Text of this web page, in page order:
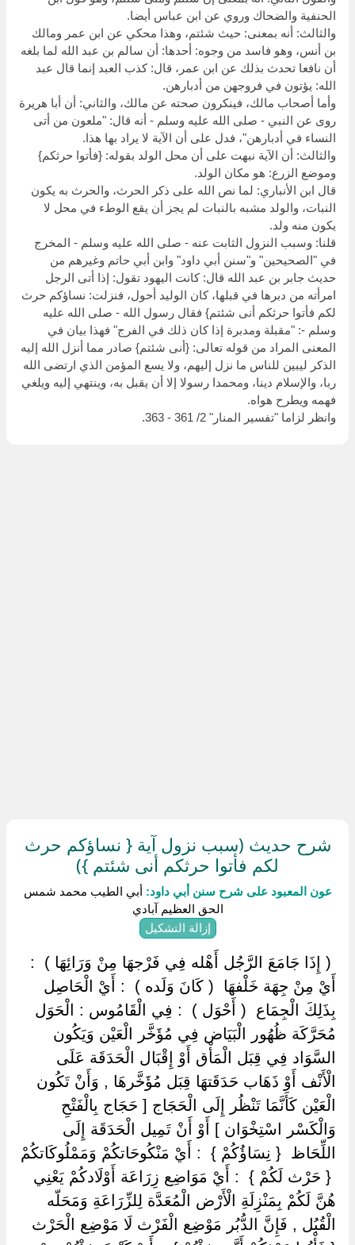
الحنفية والضحاك وروي عن ابن عباس أيضا.
والثالث: أنه بمعنى: حيث شئتم، وهذا محكي عن ابن عمر ومالك
بن أنس، وهو فاسد من وجوه: أحدها: أن سالم بن عبد الله لما بلغه
أن نافعا تحدث بذلك عن ابن عمر، قال: كذب العبد إنما قال عبد
الله: يؤتون في فروجهن من أدبارهن.
وأما أصحاب مالك، فينكرون صحته عن مالك، والثاني: أن أبا هريرة
روى عن النبي - صلى الله عليه وسلم - أنه قال: "ملعون من أتى
النساء في أدبارهن"، فدل على أن الآية لا يراد بها هذا.
والثالث: أن الآية نبهت على أن محل الولد بقوله: {فأتوا حرثكم}
وموضع الزرع: هو مكان الولد.
قال ابن الأنباري: لما نص الله على ذكر الحرث، والحرث به يكون
النبات، والولد مشبه بالنبات لم يجز أن يقع الوطء في محل لا
يكون منه ولد.
قلنا: وسبب النزول الثابت عنه - صلى الله عليه وسلم - المخرج
في "الصحيحين" و"سنن أبي داود" وابن أبي حاتم وغيرهم من
حديث جابر بن عبد الله قال: كانت اليهود تقول: إذا أتى الرجل
امرأته من دبرها في قبلها، كان الوليد أحول، فنزلت: نساؤكم حرث
لكم فأتوا حرثكم أنى شئتم} فقال رسول الله - صلى الله عليه
وسلم -: "مقبلة ومدبرة إذا كان ذلك في الفرج" فهذا بيان في
المعنى المراد من قوله تعالى: {أنى شئتم} صادر مما أنزل الله إليه
الذكر ليبين للناس ما نزل إليهم، ولا يسع المؤمن الذي ارتضى الله
ربا، والإسلام دينا، ومحمدا رسولا إلا أن يقبل به، وينتهي إليه ويلغي
فهمه ويطرح هواه.
وانظر لزاما "تفسير المنار" 2/ 361 - 363.
شرح حديث (سبب نزول آية { نساؤكم حرث
لكم فأتوا حرثكم أنى شئتم })
عون المعبود على شرح سنن أبي داود: أبي الطيب محمد شمس
الحق العظيم آبادي
إزالة التشكيل
‏ ‏( إِذَا جَامَعَ الرَّجُل أَهْله فِي فَرْجهَا مِنْ وَرَائِهَا ) ‏ ‏:
أَيْ مِنْ جِهَة خَلْفهَا ‏ ‏( كَانَ وَلَده ) ‏ ‏: أَيْ الْحَاصِل
بِذَلِكَ الْجِمَاع ‏ ‏( أَحْوَل ) ‏ ‏: فِي الْقَامُوس : الْحَوَل
مُحَرَّكَة ظُهُور الْبَيَاض فِي مُؤَخَّر الْعَيْن وَيَكُون
السَّوَاد فِي قِبَل الْمَأْق أَوْ إِقْبَال الْحَدَقَة عَلَى
الْأَنْف أَوْ ذَهَاب حَدَقَتهَا قِبَل مُؤَخَّرهَا , وَأَنْ تَكُون
الْعَيْن كَأَنَّمَا تَنْظُر إِلَى الْحَجَاج [ حَجَاج بِالْفَتْحِ
وَالْكَسْر اسْتِخْوَان ] أَوْ أَنْ تَمِيل الْحَدَقَة إِلَى
اللِّحَاظ ‏ ‏{ نِسَاؤُكُمْ } ‏ ‏: أَيْ مَنْكُوحَاتكُمْ وَمَمْلُوكَاتكُمْ
‏ ‏{ حَرْث لَكُمْ } ‏ ‏: أَيْ مَوَاضِع زِرَاعَة أَوْلَادكُمْ يَعْنِي
هُنَّ لَكُمْ بِمَنْزِلَةِ الْأَرْض الْمُعَدَّة لِلزِّرَاعَةِ وَمَحَلّه
الْقُبُل , فَإِنَّ الدُّبُر مَوْضِع الْفَرْث لَا مَوْضِع الْحَرْث ‏